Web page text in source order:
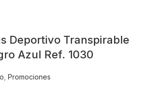
Deportivo Transpirable
Azul Ref. 1030
Promociones